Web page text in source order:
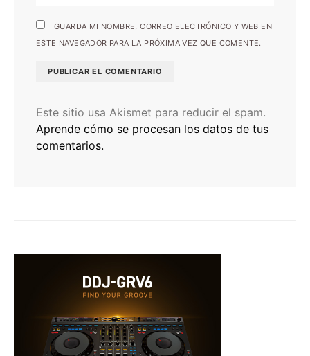
GUARDA MI NOMBRE, CORREO ELECTRÓNICO Y WEB EN
ESTE NAVEGADOR PARA LA PRÓXIMA VEZ QUE COMENTE.
Este sitio usa Akismet para reducir el spam.
Aprende cómo se procesan los datos de tus
comentarios.